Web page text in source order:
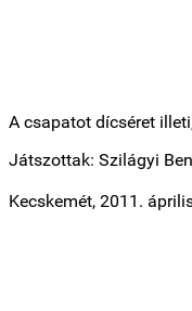
A csapatot dícséret
Játszottak: Szilágyi
Kecskemét, 2011.